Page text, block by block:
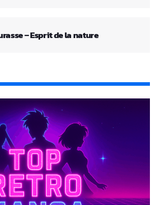
– Esprit de la nature